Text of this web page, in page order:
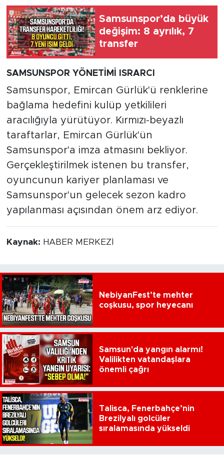
Samsunspor’da büyük
değişim: 8 ayrılık, 7
transfer
SAMSUNSPOR YÖNETİMİ ISRARCI
Samsunspor, Emircan Gürlük'ü renklerine
bağlama hedefini kulüp yetkilileri
aracılığıyla yürütüyor. Kırmızı-beyazlı
taraftarlar, Emircan Gürlük'ün
Samsunspor'a imza atmasını bekliyor.
Gerçekleştirilmek istenen bu transfer,
oyuncunun kariyer planlaması ve
Samsunspor'un gelecek sezon kadro
yapılanması açısından önem arz ediyor.
Kaynak: HABER MERKEZİ
NebiyanFest’te mehter
coşkusu, spor heyecanı
Samsun'da yangın alarmı!
Valilikten vatandaşlara
önemli çağrı
Talisca, Fenerbahçe’nin
Brezilyalı golcüler
sıralamasında yükseldi